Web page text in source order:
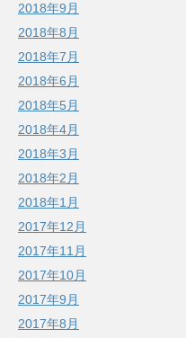
2018年9月
2018年8月
2018年7月
2018年6月
2018年5月
2018年4月
2018年3月
2018年2月
2018年1月
2017年12月
2017年11月
2017年10月
2017年9月
2017年8月